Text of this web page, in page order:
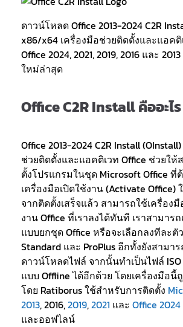
ดาวน์โหลด Office 2013-2024 C2R
x86/x64 เครื่องมือช่วยติดตั้งและแอคติ
Office 2024, 2021, 2019, 2016 และ
ใหม่ล่าสุด
Office C2R Install คืออะไร
Office 2013-2024 C2R Install
ช่วยติดตั้งและแอคติเวท Office ช่วยให้
ตั้งโปรแกรมในชุด Microsoft Office ที่
เครื่องมือเปิดใช้งาน (Activate Office)
จากติดตั้งเสร็จแล้ว สามารถใช้เครื่อง
งาน Office ที่เราลงได้ทันที เราสามาร
แบบยกชุด Office หรือจะเลือกลงทีละตั
Standard และ ProPlus อีกทั้งยังสามาร
ดาวน์โหลดไฟล์ จากนั้นทำเป็นไฟล์
แบบ Offline ได้อีกด้วย โดยเครื่องมือ
โดย Ratiborus ใช้สำหรับการติดตั้ง
2013, 2016,2019,2021 และ Office 2024
และออฟไลน์